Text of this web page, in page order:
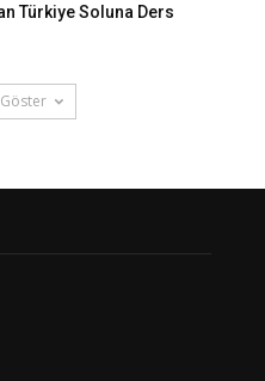
Türkiye Soluna Ders
Göster